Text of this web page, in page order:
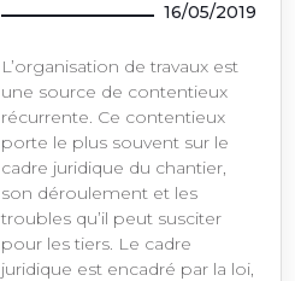
16/05/2019
L’organisation de travaux est
une source de contentieux
récurrente. Ce contentieux
porte le plus souvent sur le
cadre juridique du chantier,
son déroulement et les
troubles qu’il peut susciter
pour les tiers. Le cadre
juridique est encadré par la loi,